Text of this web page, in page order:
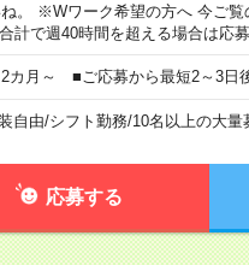
。 ※Wワーク希望の方へ 今ご覧
計で週40時間を超える場合は応募
2カ月～ ■ご応募から最短2～3日
自由/シフト勤務/10名以上の大量
応募する